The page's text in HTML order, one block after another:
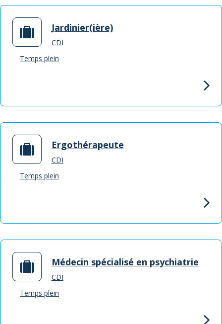
Jardinier(ière)
CDI
Temps plein
Ergothérapeute
CDI
Temps plein
Médecin spécialisé en psychiatrie
CDI
Temps plein